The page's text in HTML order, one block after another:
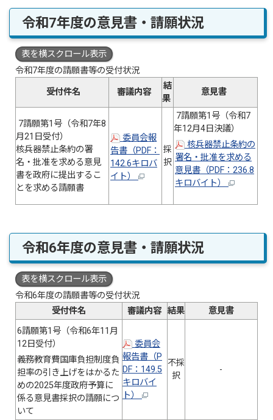
令和7年度の意見書・請願状況
表を横スクロール表示
令和7年度の請願書等の受付状況
受付件名 審議内容
結
果
意見書
7請願第1号（令和7年8
月21日受付）
核兵器禁止条約の署
名・批准を求める意見
書を政府に提出するこ
とを求める請願書
委員会報
告書（PDF：
142.6キロバ
イト）
採
択
7請願第1号（令和7
年12月4日決議）
核兵器禁止条約の
署名・批准を求める
意見書（PDF：236.8
キロバイト）
令和6年度の意見書・請願状況
表を横スクロール表示
令和6年度の請願書等の受付状況
受付件名
審議内容 結果
意見書
6請願第1号（令和6年11月
12日受付）
義務教育費国庫負担制度負
担率の引き上げをはかるた
めの2025年度政府予算に
係る意見書採択の請願につ
いて
委員会
報告書（P
DF：149.5
キロバイ
ト）
不採
択
-